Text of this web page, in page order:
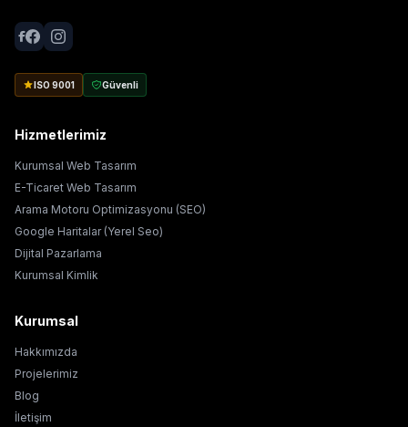
ISO 9001 Güvenli
Hizmetlerimiz
Kurumsal Web Tasarım
E-Ticaret Web Tasarım
Arama Motoru Optimizasyonu (SEO)
Google Haritalar (Yerel Seo)
Dijital Pazarlama
Kurumsal Kimlik
Kurumsal
Hakkımızda
Projelerimiz
Blog
İletişim